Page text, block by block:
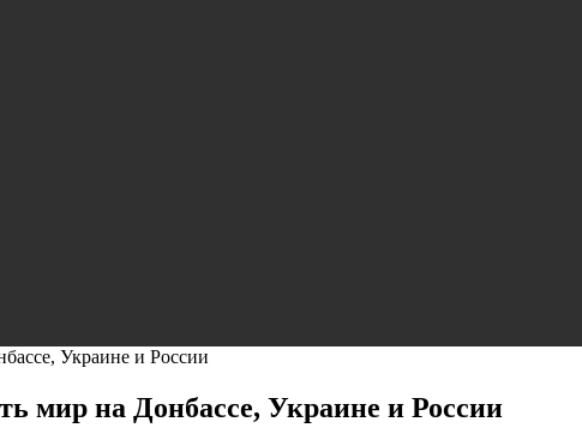
Украине и России
мир на Донбассе, Украине и России